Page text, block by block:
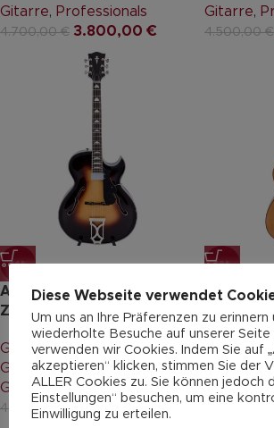
Gitarre, Professionals
4.700,00€ 3.800,00 €
Gitarre,
4.500,00€
-14%
Anton Sandner “ Attila
Zoller AZ10”
Gitarren & Bässe, Archtop
Gitarre 6-saitig, Jazz-
Gitarre, Professionals
4.200,00€ 3.600,00 €
-18%
Anton
Gitarren &
Diese Webseite verwendet
Um uns an Ihre Präferenzen zu erinnern
wiederholte Besuche auf unserer Seite
verwenden wir Cookies. Indem Sie auf
akzeptieren“ klicken, stimmen Sie der
ALLER Cookies zu. Sie können jedoch
Einstellungen“ besuchen, um eine
Einwilligung zu erteilen.